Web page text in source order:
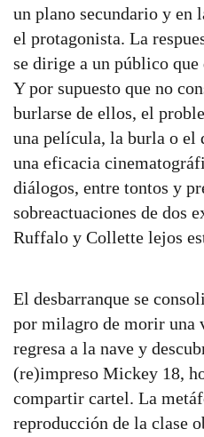
un plano secundario y en
el protagonista. La
se dirige a un público
Y por supuesto que no
burlarse de ellos, el
una película, la burla o el
una eficacia
diálogos, entre tontos y
sobreactuaciones de dos
Ruffalo y Collette lejos
El desbarranque se
por milagro de morir una
regresa a la nave y
(re)impreso Mickey 18,
compartir cartel. La
reproducción de la clase